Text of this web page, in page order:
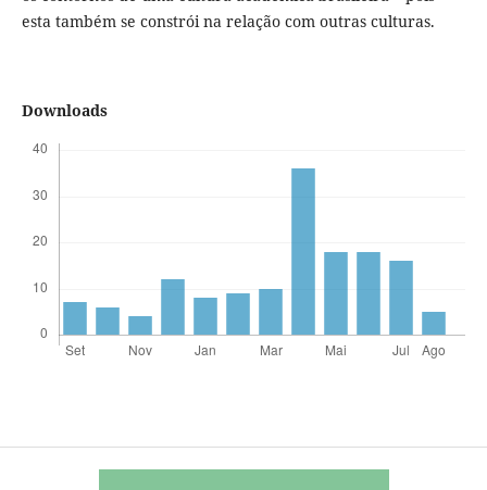
esta também se constrói na relação com outras culturas.
Downloads